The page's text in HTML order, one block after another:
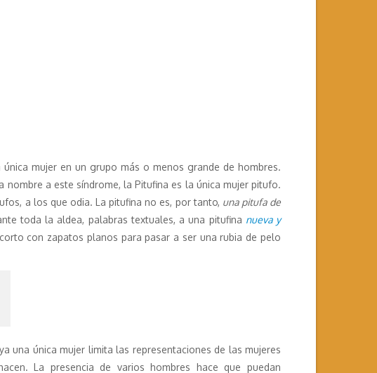
mujer en un grupo más o menos grande de hombres.
nombre a este síndrome, la Pitufina es la única mujer pitufo.
a los que odia. La pitufina no es, por tanto, una pitufa de
toda la aldea, palabras textuales, a una pitufina nueva y
con zapatos planos para pasar a ser una rubia de pelo
una única mujer limita las representaciones de las mujeres
La presencia de varios hombres hace que puedan